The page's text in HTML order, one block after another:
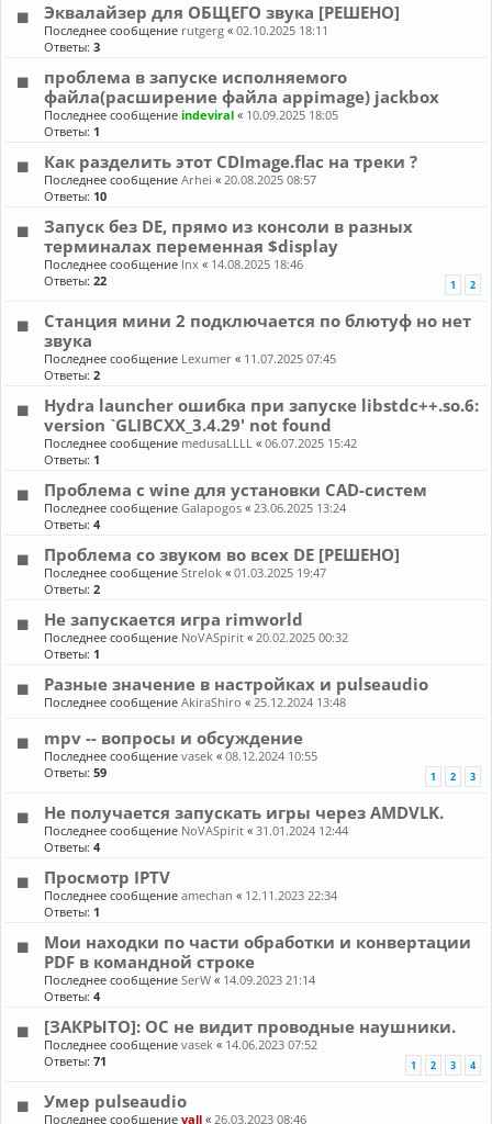
Эквалайзер для ОБЩЕГО звука [РЕШЕНО]
Последнее сообщение rutgerg «02.10.2025 18:11
Ответы:3
проблема в запуске исполняемого
файла(расширение файла appimage) jackbox
Последнее сообщениеindeviral « 10.09.2025 18:05
Ответы: 1
Как разделить этот CDImage.flac на треки ?
Последнее сообщениеArhei «20.08.2025 08:57
Ответы: 10
Запуск без DE, прямо из консоли в разных
терминалах переменная $display
Последнее сообщение lnx « 14.08.2025 18:46
Ответы:22 1 2
Станция мини 2 подключается по блютуф но нет
звука
Последнее сообщение Lexumer « 11.07.2025 07:45
Ответы:2
Hydra launcher ошибка при запуске libstdc++.so.6:
version `GLIBCXX_3.4.29' not found
Последнее сообщение medusaLLLL «06.07.2025 15:42
Ответы: 1
Проблема с wine для установки CAD-систем
Последнее сообщениеGalapogos «23.06.2025 13:24
Ответы:4
Проблема со звуком во всех DE [РЕШЕНО]
Последнее сообщениеStrelok «01.03.2025 19:47
Ответы:2
Не запускается игра rimworld
Последнее сообщение NoVASpirit «20.02.2025 00:32
Ответы: 1
Разные значение в настройках и pulseaudio
Последнее сообщениеAkiraShiro «25.12.2024 13:48
mpv -- вопросы и обсуждение
Последнее сообщениеvasek «08.12.2024 10:55
Ответы:59 1 2 3
Не получается запускать игры через AMDVLK.
Последнее сообщение NoVASpirit «31.01.2024 12:44
Ответы:4
Просмотр IPTV
Последнее сообщениеamechan « 12.11.2023 22:34
Ответы: 1
Мои находки по части обработки и конвертации
PDF в командной строке
Последнее сообщениеSerW « 14.09.2023 21:14
Ответы:4
[ЗАКРЫТО]: ОС не видит проводные наушники.
Последнее сообщениеvasek « 14.06.2023 07:52
Ответы:71 1 2 3 4
Умер pulseaudio
Последнее сообщениеvall «26.03.2023 08:46